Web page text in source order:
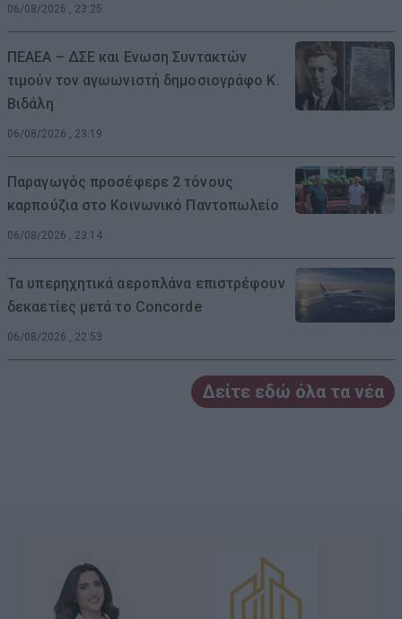
06/08/2026 , 23:25
ΠΕΑΕΑ – ΔΣΕ και Ενωση Συντακτών
τιμούν τον αγωωνιστή δημοσιογράφο Κ.
Βιδάλη
06/08/2026 , 23:19
Παραγωγός προσέφερε 2 τόνους
καρπούζια στο Κοινωνικό Παντοπωλείο
06/08/2026 , 23:14
Τα υπερηχητικά αεροπλάνα επιστρέφουν
δεκαετίες μετά το Concorde
06/08/2026 , 22:53
Δείτε εδώ όλα τα νέα